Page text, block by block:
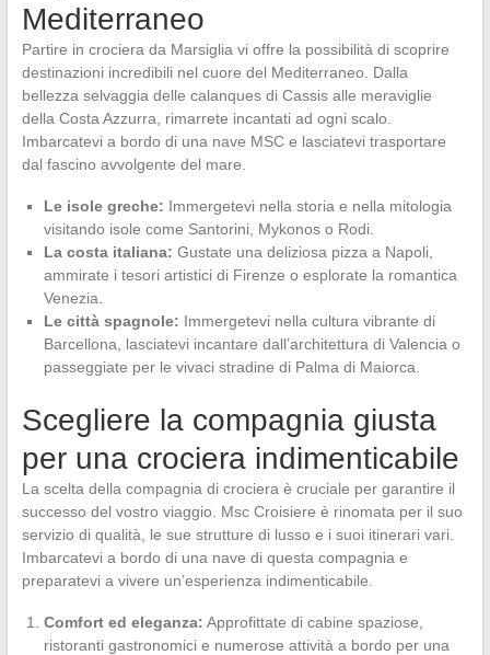
Mediterraneo
Partire in crociera da Marsiglia vi offre la possibilità di scoprire
destinazioni incredibili nel cuore del Mediterraneo. Dalla
bellezza selvaggia delle calanques di Cassis alle meraviglie
della Costa Azzurra, rimarrete incantati ad ogni scalo.
Imbarcatevi a bordo di una nave MSC e lasciatevi trasportare
dal fascino avvolgente del mare.
Le isole greche: Immergetevi nella storia e nella mitologia
visitando isole come Santorini, Mykonos o Rodi.
La costa italiana: Gustate una deliziosa pizza a Napoli,
ammirate i tesori artistici di Firenze o esplorate la romantica
Venezia.
Le città spagnole: Immergetevi nella cultura vibrante di
Barcellona, lasciatevi incantare dall’architettura di Valencia o
passeggiate per le vivaci stradine di Palma di Maiorca.
Scegliere la compagnia giusta
per una crociera indimenticabile
La scelta della compagnia di crociera è cruciale per garantire il
successo del vostro viaggio. Msc Croisiere è rinomata per il suo
servizio di qualità, le sue strutture di lusso e i suoi itinerari vari.
Imbarcatevi a bordo di una nave di questa compagnia e
preparatevi a vivere un’esperienza indimenticabile.
Comfort ed eleganza: Approfittate di cabine spaziose,
ristoranti gastronomici e numerose attività a bordo per una